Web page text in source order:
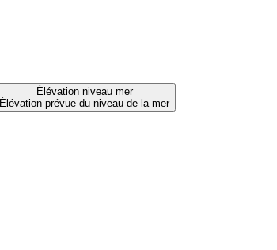
Élévation niveau mer
Élévation prévue du niveau de la mer